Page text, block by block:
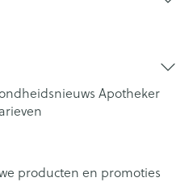
Apotheker
producten en promoties